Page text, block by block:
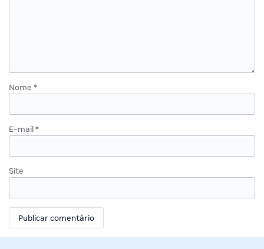
Nome *
E-mail *
Site